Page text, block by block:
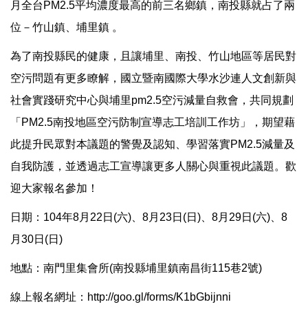
月全台PM2.5平均濃度最高的前三名鄉鎮，南投縣就占了兩
位－竹山鎮、埔里鎮 。
為了南投縣民的健康，且讓埔里、南投、竹山地區等居民對
空污問題有更多瞭解，國立暨南國際大學水沙連人文創新與
社會實踐研究中心與埔里pm2.5空污減量自救會，共同規劃
「PM2.5南投地區空污防制宣導志工培訓工作坊」，期望藉
此提升民眾對本議題的警覺及認知、學習落實PM2.5減量及
自我防護，並透過志工宣導讓更多人關心與重視此議題。歡
迎大家報名參加！
日期：104年8月22日(六)、8月23日(日)、8月29日(六)、8
月30日(日)
地點：南門里集會所(南投縣埔里鎮南昌街115巷2號)
線上報名網址： http://goo.gl/forms/K1bGbijnni